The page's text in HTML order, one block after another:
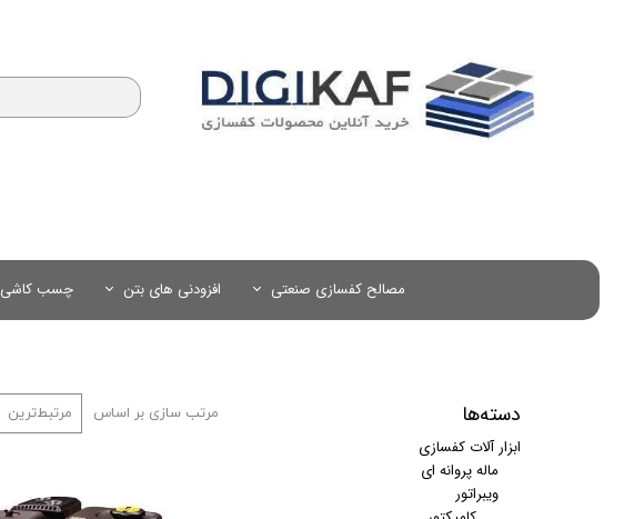
مصالح کفسازی صنعتی افزودنی های بتن چسب کاشی
دسته‌ها
ابزار آلات کفسازی
ماله پروانه ای
ویبراتور
مرتب سازی بر اساس مرتبط‌ترین